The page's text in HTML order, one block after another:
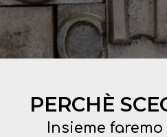
PERCHÈ
Insieme